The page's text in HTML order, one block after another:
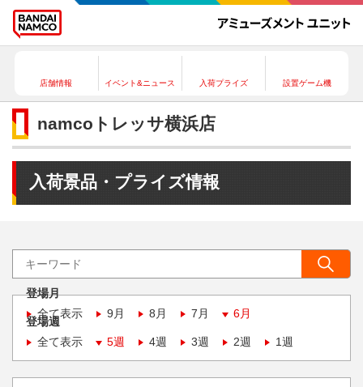
店舗情報 イベント&ニュース 入荷プライズ 設置ゲーム機
namcoトレッサ横浜店
入荷景品・プライズ情報
登場月
全て表示
9月 8月 7月 6月
登場週
全て表示
5週 4週 3週 2週 1週